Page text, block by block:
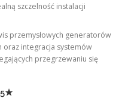
szczelność instalacji
przemysłowych generatorów
oraz integracja systemów
przegrzewaniu się